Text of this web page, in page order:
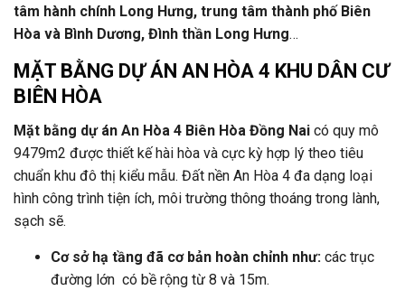
tâm hành chính Long Hưng, trung tâm thành phố Biên
Hòa và Bình Dương, Đình thần Long Hưng…
MẶT BẰNG DỰ ÁN AN HÒA 4 KHU DÂN CƯ
BIÊN HÒA
Mặt bằng dự án An Hòa 4 Biên Hòa Đồng Nai có quy mô
9479m2 được thiết kế hài hòa và cực kỳ hợp lý theo tiêu
chuẩn khu đô thị kiểu mẫu. Đất nền An Hòa 4 đa dạng loại
hình công trình tiện ích, môi trường thông thoáng trong lành,
sạch sẽ.
Cơ sở hạ tầng đã cơ bản hoàn chỉnh như:các trục
đường lớn có bề rộng từ 8 và 15m.